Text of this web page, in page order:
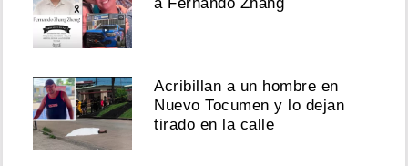
a Fernando Zhang
Acribillan a un hombre en
Nuevo Tocumen y lo dejan
tirado en la calle